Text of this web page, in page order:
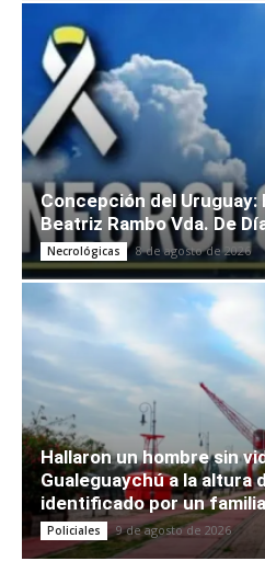
Concepción del Uruguay:
Beatriz Rambo Vda. De
Necrológicas 8 de agosto de 2026
Hallaron un hombre sin
Gualeguaychú a la altura
identificado por un
Policiales 9 de agosto de 2026